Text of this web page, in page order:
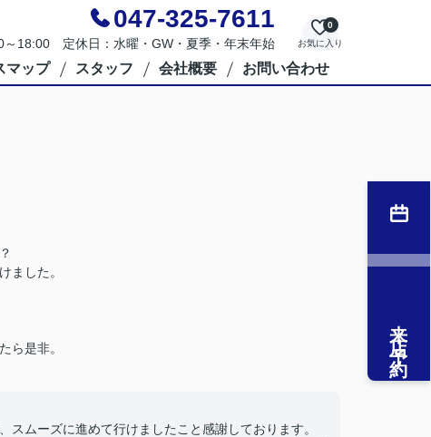
047-325-7611
～18:00 定休日：水曜・GW・夏季・年末年始 お気に入り
0
マップ スタッフ 会社概要 お問い合わせ
ました。
ら是非。
スムーズに進めて行けましたこと感謝しております。
来店予約